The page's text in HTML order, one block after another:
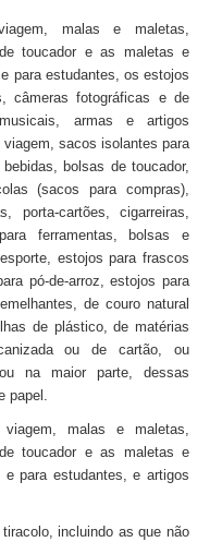
malas e maletas,
toucador e as maletas e
para estudantes, os estojos
câmeras fotográficas e de
armas e artigos
sacos isolantes para
bolsas de toucador,
(sacos para compras),
porta-cartões, cigarreiras,
ferramentas, bolsas e
estojos para frascos
pó-de-arroz, estojos para
de couro natural
de plástico, de matérias
ou de cartão, ou
na maior parte, dessas
papel.
malas e maletas,
toucador e as maletas e
para estudantes, e artigos
incluindo as que não